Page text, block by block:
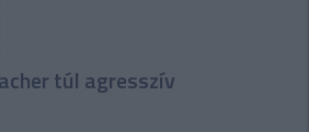
túl agresszív